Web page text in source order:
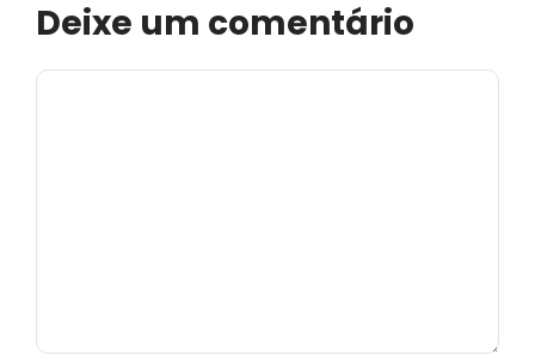
Deixe um comentário